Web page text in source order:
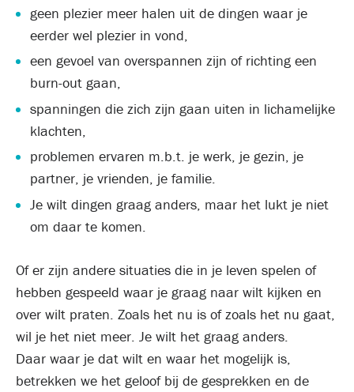
geen plezier meer halen uit de dingen waar je
eerder wel plezier in vond,
een gevoel van overspannen zijn of richting een
burn-out gaan,
spanningen die zich zijn gaan uiten in lichamelijke
klachten,
problemen ervaren m.b.t. je werk, je gezin, je
partner, je vrienden, je familie.
Je wilt dingen graag anders, maar het lukt je niet
om daar te komen.
Of er zijn andere situaties die in je leven spelen of
hebben gespeeld waar je graag naar wilt kijken en
over wilt praten. Zoals het nu is of zoals het nu gaat,
wil je het niet meer. Je wilt het graag anders.
Daar waar je dat wilt en waar het mogelijk is,
betrekken we het geloof bij de gesprekken en de